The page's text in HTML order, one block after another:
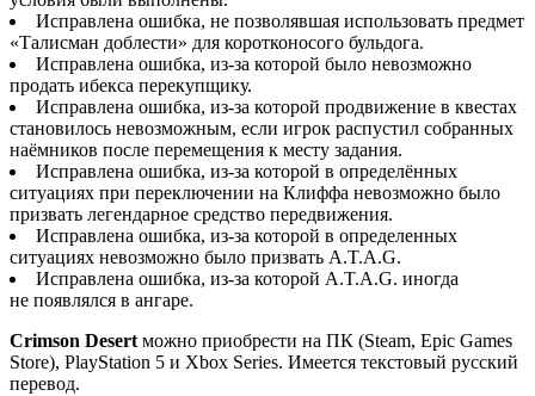
Исправлена ошибка, не позволявшая использовать предмет
«Талисман доблести» для коротконосого бульдога.
Исправлена ошибка, из-за которой было невозможно
продать ибекса перекупщику.
Исправлена ошибка, из-за которой продвижение в квестах
становилось невозможным, если игрок распустил собранных
наёмников после перемещения к месту задания.
Исправлена ошибка, из-за которой в определённых
ситуациях при переключении на Клиффа невозможно было
призвать легендарное средство передвижения.
Исправлена ошибка, из-за которой в определенных
ситуациях невозможно было призвать A.T.A.G.
Исправлена ошибка, из-за которой A.T.A.G. иногда
не появлялся в ангаре.
Crimson Desertможно приобрести на ПК (Steam, Epic Games
Store), PlayStation 5 и Xbox Series. Имеется текстовый русский
перевод.